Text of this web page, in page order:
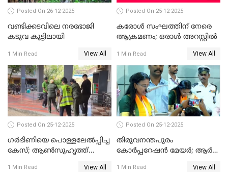
Posted On 26-12-2025
വണ്ടിക്കടവിലെ നരഭോജി
കടുവ കൂട്ടിലായി
1 Min Read View All
Posted On 25-12-2025
കരോള്‍ സംഘത്തിന് നേരെ
ആക്രമണം; ഒരാള്‍ അറസ്റ്റില്‍
1 Min Read View All
Posted On 25-12-2025
ഗര്‍ഭിണിയെ പൊള്ളലേല്‍പ്പിച്ച
കേസ്; ആണ്‍സുഹൃത്ത്
1 Min Read View All
Posted On 25-12-2025
തിരുവനന്തപുരം
കോര്‍പ്പറേഷന്‍ മേയർ; ആര്‍
1 Min Read View All